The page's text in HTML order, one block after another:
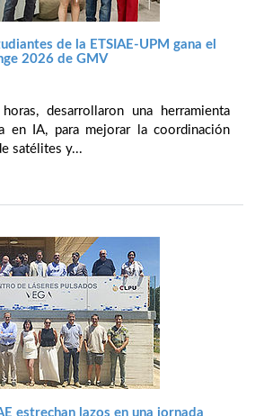
de la ETSIAE-UPM gana el
2026 de GMV
desarrollaron una herramienta
en IA, para mejorar la coordinación
satélites y...
estrechan lazos en una jornada